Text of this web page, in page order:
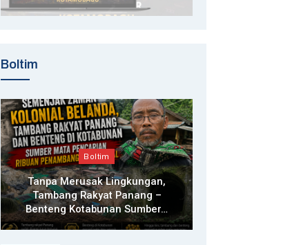
Boltim
Boltim
Tanpa Merusak Lingkungan,
Tambang Rakyat Panang –
Benteng Kotabunan Sumber…